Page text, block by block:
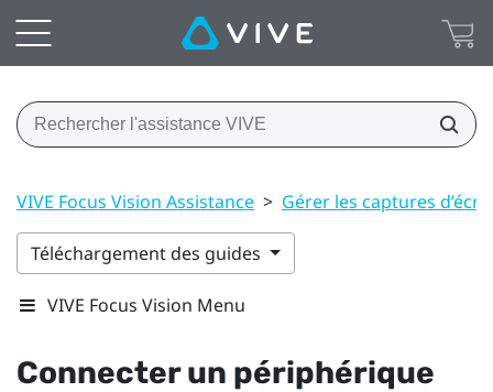
VIVE Focus Vision Assistance > Gérer les captures
Téléchargement des guides
VIVE Focus Vision Menu
Connecter un périphérique